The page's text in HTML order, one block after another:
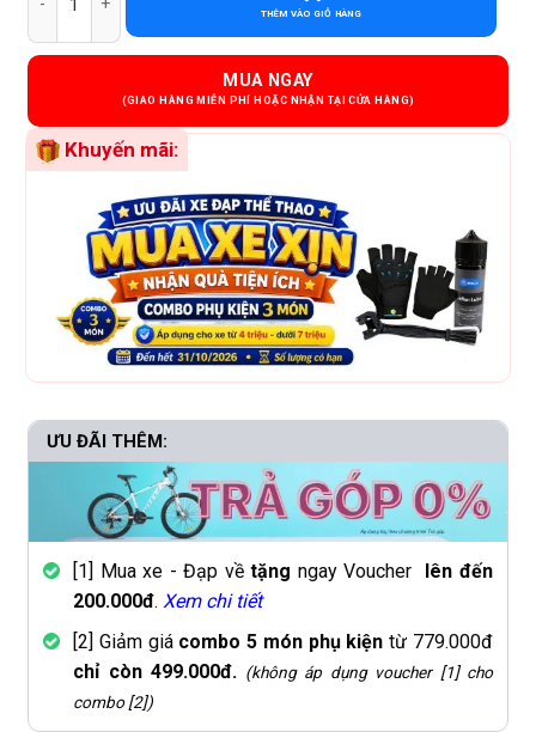
THÊM VÀO GIỎ HÀNG
MUA NGAY
Khuyến mãi:
ƯU ĐÃI THÊM:
[1] Mua xe - Đạp vềtặng ngay Voucher lên đến
200.000đ. Xem chi tiết
[2] Giảm giá combo 5 món phụ kiện từ 779.000đ
chỉ còn 499.000đ. (không áp dụng voucher [1] cho
combo [2])